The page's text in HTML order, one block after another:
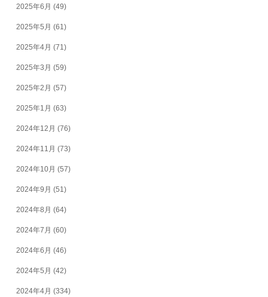
2025年6月 (49)
2025年5月 (61)
2025年4月 (71)
2025年3月 (59)
2025年2月 (57)
2025年1月 (63)
2024年12月 (76)
2024年11月 (73)
2024年10月 (57)
2024年9月 (51)
2024年8月 (64)
2024年7月 (60)
2024年6月 (46)
2024年5月 (42)
2024年4月 (334)